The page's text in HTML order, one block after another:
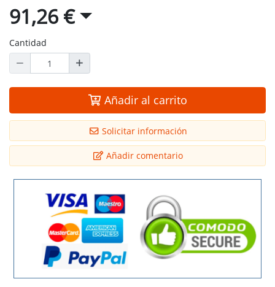
91,26 €
Cantidad
Añadir al carrito
Solicitar información
Añadir comentario